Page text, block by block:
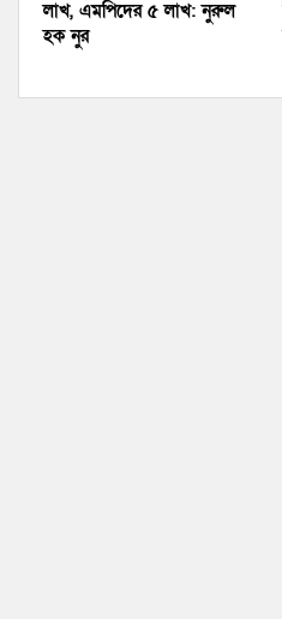
লাখ, এমপিদের ৫ লাখ: নুরুল
হক নুর